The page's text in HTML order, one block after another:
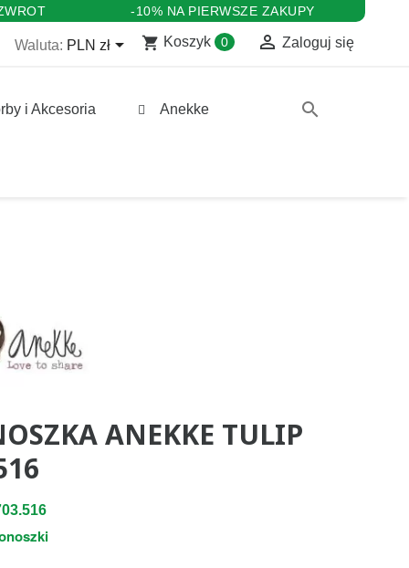
-10% NA PIERWSZE ZAKUPY
Waluta: PLN zł shopping_cart Koszyk 0  Zaloguj się
i Akcesoria Anekke search
ANEKKE TULIP